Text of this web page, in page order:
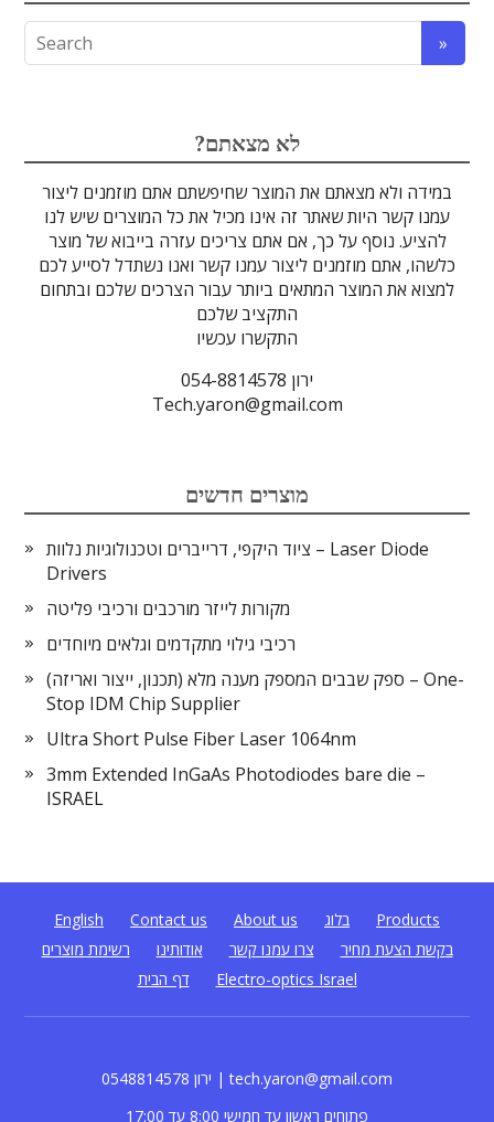
אופטיקה
אופטומכניקה ובקרת תנועה
סיבים אופטיים
מקורות אור
מוליכי אור
לדים
הדמיה ומצלמות
גלאים וחיישנים
מסננים אופטיים
לייזרים ומוצרי בטיחות לייזר
גבישים
ספקטרוסקופיה
אלקטרוניקה
מיגון קרינה
עדשות
מתקנים לרפואה
טרה-הרץ
מוצרי קוורץ
זכוכיות וציפויים
מוצרים אחרים
?לא מצאתם
במידה ולא מצאתם את המוצר שחיפשתם אתם מוזמנים ליצור
עמנו קשר היות שאתר זה אינו מכיל את כל המוצרים שיש לנו
להציע. נוסף על כך, אם אתם צריכים עזרה בייבוא של מוצר
כלשהו, אתם מוזמנים ליצור עמנו קשר ואנו נשתדל לסייע לכם
למצוא את המוצר המתאים ביותר עבור הצרכים שלכם ובתחום
התקציב שלכם
התקשרו עכשיו
ירון 054-8814578
Tech.yaron@gmail.com
מוצרים חדשים
ציוד היקפי, דרייברים וטכנולוגיות נלוות – Laser Diode
Drivers
מקורות לייזר מורכבים ורכיבי פליטה
רכיבי גילוי מתקדמים וגלאים מיוחדים
ספק שבבים המספק מענה מלא (תכנון, ייצור ואריזה) – One-
Stop IDM Chip Supplier
Ultra Short Pulse Fiber Laser 1064nm
3mm Extended InGaAs Photodiodes bare die –
ISRAEL
English Contact us About us בלוג
Products
רשימת מוצרים
אודותינו צרו עמנו קשר
בקשת הצעת מחיר
דף הבית
Electro-optics Israel
0548814578 ירון | tech.yaron@gmail.com
פתוחים ראשון עד חמישי 8:00 עד 17:00